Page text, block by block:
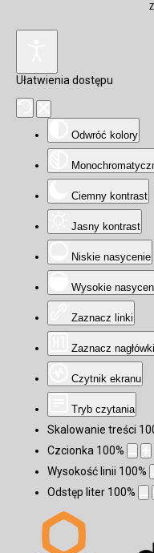
Ułatwienia dostępu
Odwróć kolory
Ciemny kontrast
Jasny kontrast
Niskie nasycenie
Wysokie
Zaznacz linki
Zaznacz nagłówki
Czytnik ekranu
Tryb czytania
Skalowanie treści
Czcionka 100%
Wysokość linii 100%
Odstęp liter 100%